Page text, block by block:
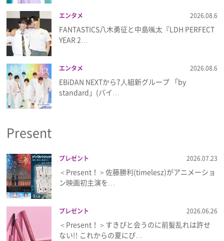
Emo!miuとは？
免責事項
プライバシーポリシー
利用規約
お問い合わせ
エンタメ 2026.08.6
FANTASTICS八木勇征と中島颯太『LDH PERFECT
YEAR 2…
エンタメ 2026.08.6
EBiDAN NEXTから7⼈組新グループ 「by
standard」(バイ…
Present
プレゼント 2026.07.23
＜Present！＞佐藤勝利(timelesz)がアニメーショ
ン映画初主演を…
プレゼント 2026.06.26
＜Present！＞すきぴと会うのに前髪乱れは許せ
ない!! これからの夏にぴ…